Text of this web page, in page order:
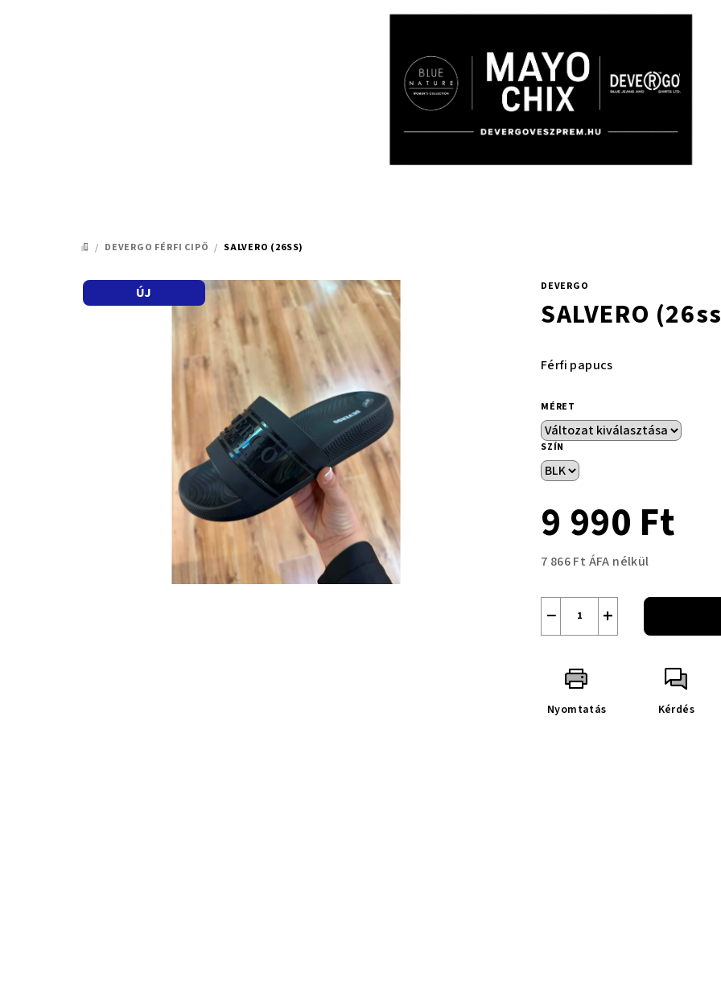
KEZDŐLAP
/ DEVERGO FÉRFI CIPŐ / SALVERO (26SS)
DEVERGO
SALVERO
Férfi papucs
MÉRET
SZÍN
9 990 Ft
7 866 Ft ÁFA nélkül
+
−
Nyomtatás Kérdés
ÚJ